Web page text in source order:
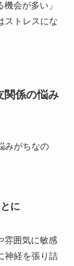
会が多い」
ストレスにな
関係の悩み
みがちなの
に
雰囲気に敏感
神経を張り詰